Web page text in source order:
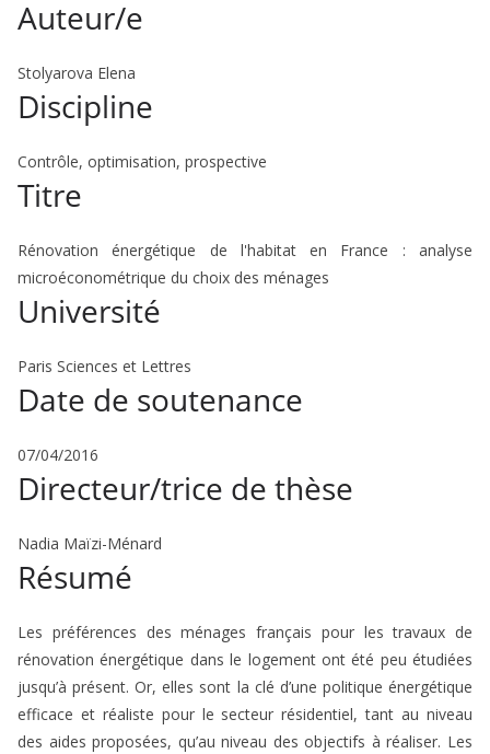
Auteur/e
Stolyarova Elena
Discipline
Contrôle, optimisation, prospective
Titre
Rénovation énergétique de l'habitat en France : analyse
microéconométrique du choix des ménages
Université
Paris Sciences et Lettres
Date de soutenance
07/04/2016
Directeur/trice de thèse
Nadia Maïzi-Ménard
Résumé
Les préférences des ménages français pour les travaux de
rénovation énergétique dans le logement ont été peu étudiées
jusqu’à présent. Or, elles sont la clé d’une politique énergétique
efficace et réaliste pour le secteur résidentiel, tant au niveau
des aides proposées, qu’au niveau des objectifs à réaliser. Les